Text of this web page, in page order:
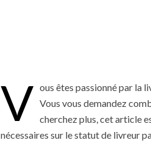
V ous êtes passionné par la
Vous vous demandez
cherchez plus, cet article
nécessaires sur le statut de livreur